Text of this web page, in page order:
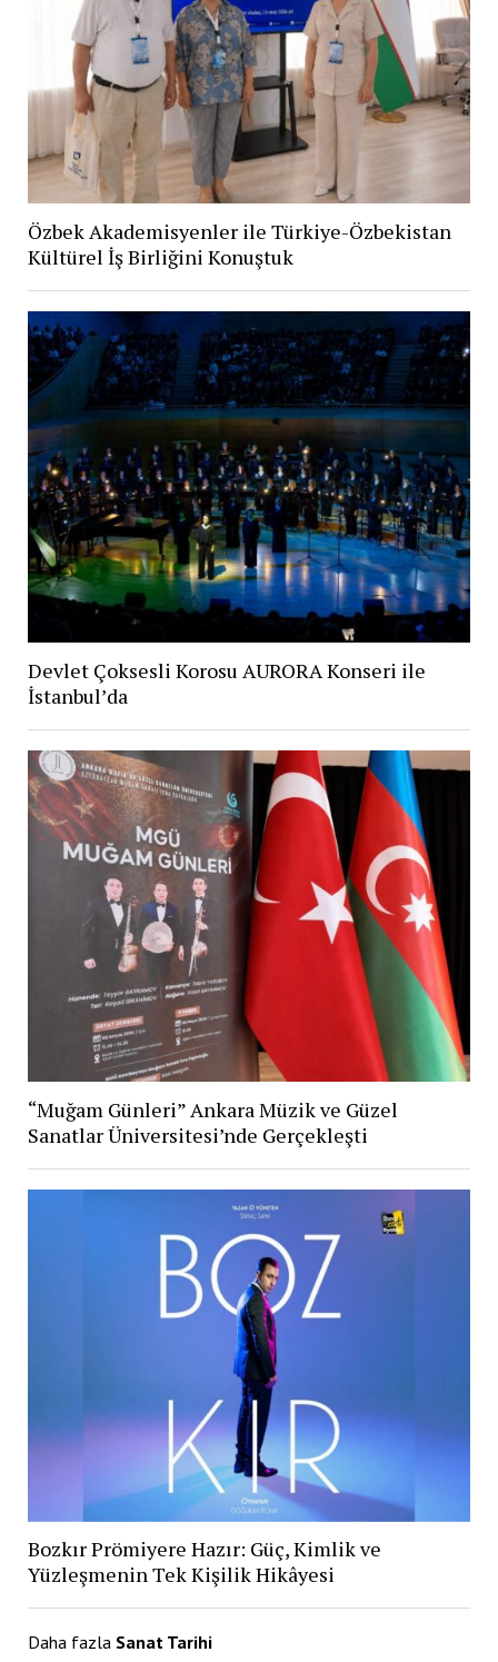
Özbek Akademisyenler ile Türkiye-Özbekistan
Kültürel İş Birliğini Konuştuk
Devlet Çoksesli Korosu AURORA Konseri ile
İstanbul’da
“Muğam Günleri” Ankara Müzik ve Güzel
Sanatlar Üniversitesi’nde Gerçekleşti
Bozkır Prömiyere Hazır: Güç, Kimlik ve
Yüzleşmenin Tek Kişilik Hikâyesi
Daha fazla Sanat Tarihi